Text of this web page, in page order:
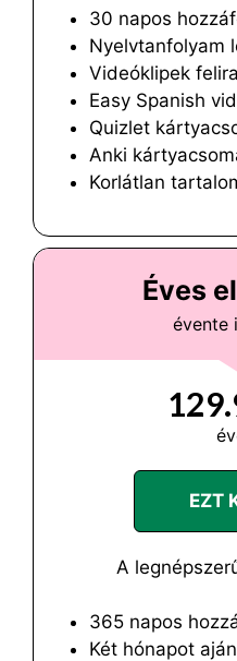
30 napos
Nyelvtanfolyam
Videóklipek
Easy Spanish
Quizlet
Anki
Korlátlan
Éves
évente
EZT
A
365 napos
Két hónapot